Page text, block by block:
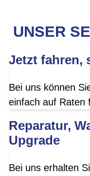
UNSER
Jetzt fahren,
Bei uns können
einfach auf Raten
Reparatur,
Upgrade
Bei uns erhalten